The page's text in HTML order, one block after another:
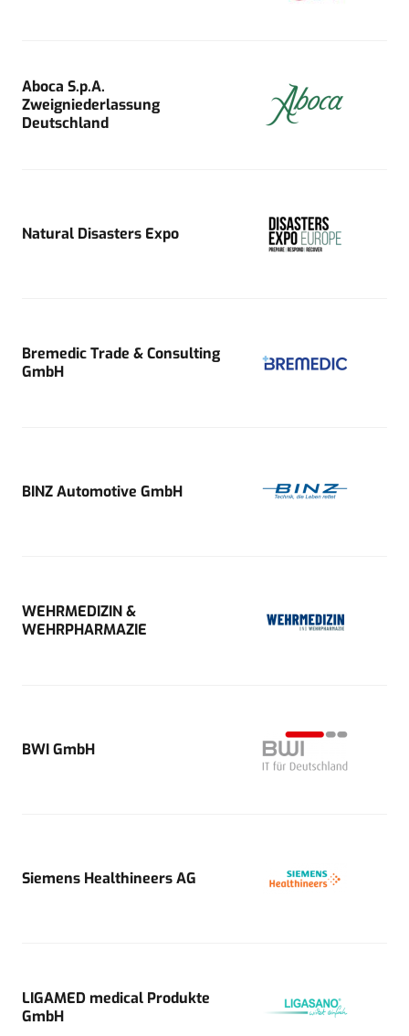
Aboca S.p.A.
Zweigniederlassung
Deutschland
Natural Disasters Expo
Bremedic Trade & Consulting
GmbH
BINZ Automotive GmbH
WEHRMEDIZIN &
WEHRPHARMAZIE
BWI GmbH
Siemens Healthineers AG
LIGAMED medical Produkte
GmbH